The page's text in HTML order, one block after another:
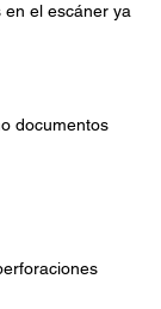
en el escáner ya
documentos